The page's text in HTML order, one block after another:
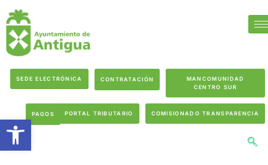
SEDE ELECTRÓNICA CONTRATACIÓN
MANCOMUNIDAD
CENTRO SUR
PAGOS PORTAL TRIBUTARIO COMISIONADO TRANSPARENCIA
Abrir barra de herramientas